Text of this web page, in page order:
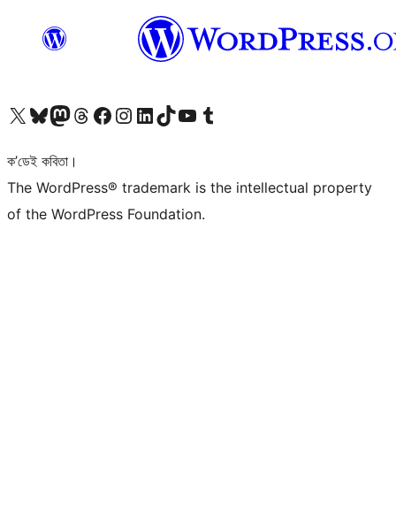
আমাৰ X (আগৰ Twitter) একাউণ্টলৈ যাওকআমাৰ Bluesky একাউণ্টলৈ যাওকআমাৰ Mastodon একাউণ্টলৈ যাওকআমাৰ Threads একাউণ্টলৈ যাওকআমাৰ Facebook পৃষ্ঠালৈ যাওকআমাৰ Instagram একাউণ্টলৈ যাওকআমাৰ LinkedIn একাউণ্টলৈ যাওকআমাৰ TikTok একাউণ্টলৈ যাওকআমাৰ YouTube চেনেললৈ যাওকআমাৰ Tumblr একাউণ্টলৈ যাওক
ক’ডেই কবিতা।
The WordPress® trademark is the intellectual property
of the WordPress Foundation.